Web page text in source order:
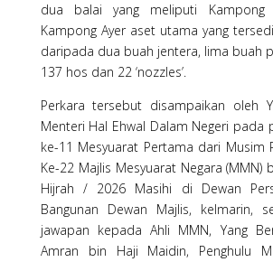
dua balai yang meliputi Kampong
Kampong Ayer aset utama yang
daripada dua buah jentera, lima buah
137 hos dan 22 ‘nozzles’.
Perkara tersebut disampaikan oleh
Menteri Hal Ehwal Dalam Negeri pada
ke-11 Mesyuarat Pertama dari Musim
Ke-22 Majlis Mesyuarat Negara (MMN)
Hijrah / 2026 Masihi di Dewan
Bangunan Dewan Majlis, kelmarin,
jawapan kepada Ahli MMN, Yang
Amran bin Haji Maidin, Penghulu